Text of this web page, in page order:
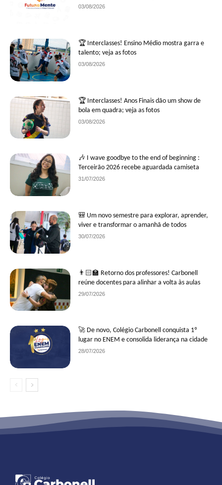
03/08/2026
🏆 Interclasses! Ensino Médio mostra garra e
talento; veja as fotos
03/08/2026
🏆 Interclasses! Anos Finais dão um show de
bola em quadra; veja as fotos
03/08/2026
🎶 I wave goodbye to the end of beginning :
Terceirão 2026 recebe aguardada camiseta
31/07/2026
🎒 Um novo semestre para explorar, aprender,
viver e transformar o amanhã de todos
30/07/2026
👨🏻‍🏫 Retorno dos professores! Carbonell
reúne docentes para alinhar a volta às aulas
29/07/2026
🚀 De novo, Colégio Carbonell conquista 1º
lugar no ENEM e consolida liderança na cidade
28/07/2026